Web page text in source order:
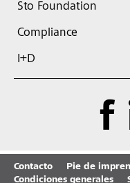
Sto Foundation
Compliance
I+D
Contacto Pie de
Condiciones generales